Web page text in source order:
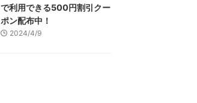
で利用できる500円割引クー
ポン配布中！
2024/4/9